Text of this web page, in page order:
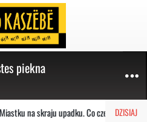
piekna
DZISIAJ
na skraju upadku. Co czeka placówkę?